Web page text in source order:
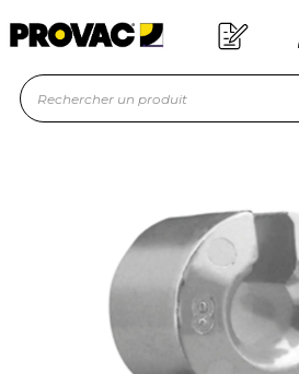
Offre de bienvenue :
En savoir plus